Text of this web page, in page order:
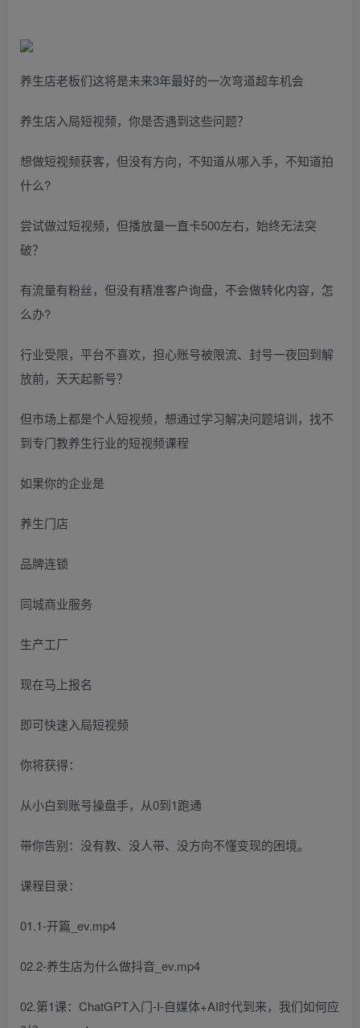
养生店老板们这将是未来3年最好的一次弯道超车机会
养生店入局短视频，你是否遇到这些问题？
想做短视频获客，但没有方向，不知道从哪入手，不知道拍
什么?
尝试做过短视频，但播放量一直卡500左右，始终无法突
破？
有流量有粉丝，但没有精准客户询盘，不会做转化内容，怎
么办?
行业受限，平台不喜欢，担心账号被限流、封号一夜回到解
放前，天天起新号？
但市场上都是个人短视频，想通过学习解决问题培训，找不
到专门教养生行业的短视频课程
如果你的企业是
养生门店
品牌连锁
同城商业服务
生产工厂
现在马上报名
即可快速入局短视频
你将获得：
从小白到账号操盘手，从0到1跑通
带你告别：没有教、没人带、没方向不懂变现的困境。
课程目录：
01.1-开篇_ev.mp4
02.2-养生店为什么做抖音_ev.mp4
02.第1课：ChatGPT入门-I-自媒体+AI时代到来，我们如何应